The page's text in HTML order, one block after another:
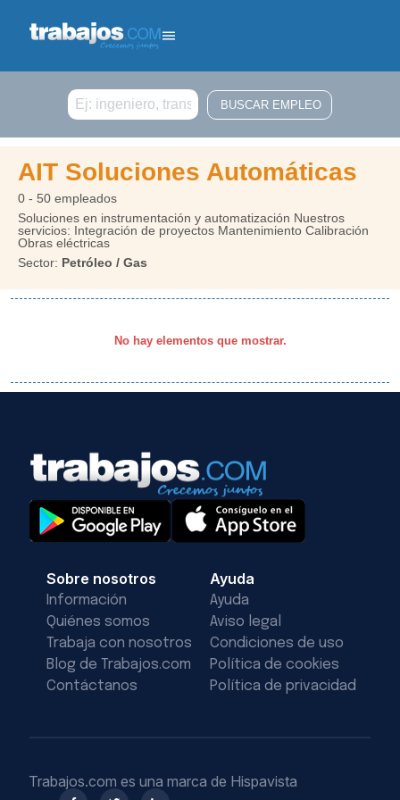
Buscar
AIT Soluciones Automáticas
0 - 50 empleados
Soluciones en instrumentación y automatización Nuestros
servicios: Integración de proyectos Mantenimiento Calibración
Obras eléctricas
Sector: Petróleo / Gas
No hay elementos que mostrar.
Sobre nosotros
Información
Quiénes somos
Trabaja con nosotros
Blog de Trabajos.com
Contáctanos
Ayuda
Ayuda
Aviso legal
Condiciones de uso
Política de cookies
Política de privacidad
Trabajos.com es una marca de Hispavista